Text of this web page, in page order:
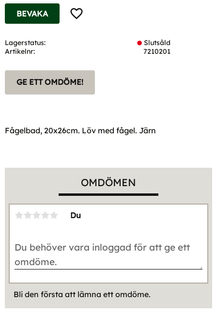
Lägg till i favoriter
BEVAKA
Lagerstatus
Slutsåld
Artikelnr
7210201
GE ETT OMDÖME!
Fågelbad, 20x26cm. Löv med fågel. Järn
OMDÖMEN
Du
Bli den första att lämna ett omdöme.